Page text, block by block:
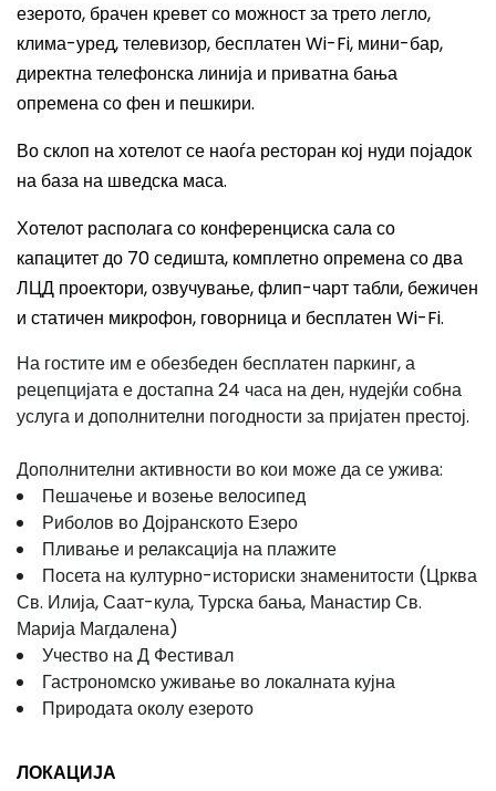
езерото, брачен кревет со можност за трето легло,
клима-уред, телевизор, бесплатен Wi-Fi, мини-бар,
директна телефонска линија и приватна бања
опремена со фен и пешкири.
Во склоп на хотелот се наоѓа ресторан кој нуди појадок
на база на шведска маса.
Хотелот располага со конференциска сала со
капацитет до 70 седишта, комплетно опремена со два
ЛЦД проектори, озвучување, флип-чарт табли, бежичен
и статичен микрофон, говорница и бесплатен Wi-Fi.
На гостите им е обезбеден бесплатен паркинг, а
рецепцијата е достапна 24 часа на ден, нудејќи собна
услуга и дополнителни погодности за пријатен престој.
Дополнителни активности во кои може да се ужива:
Пешачење и возење велосипед
Риболов во Дојранското Езеро
Пливање и релаксација на плажите
Посета на културно-историски знаменитости (Црква
Св. Илија, Саат-кула, Турска бања, Манастир Св.
Марија Магдалена)
Учество на Д Фестивал
Гастрономско уживање во локалната кујна
Природата околу езерото
ЛОКАЦИЈА